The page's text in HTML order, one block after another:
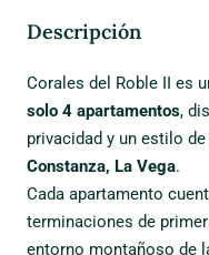
Descripción
Corales del Roble II es
solo 4 apartamentos,
privacidad y un estilo
Constanza, La Vega.
Cada apartamento
terminaciones de
entorno montañoso de